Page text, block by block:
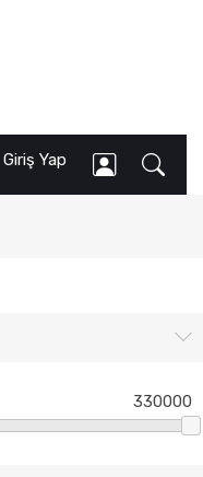
Giriş Yap
330000